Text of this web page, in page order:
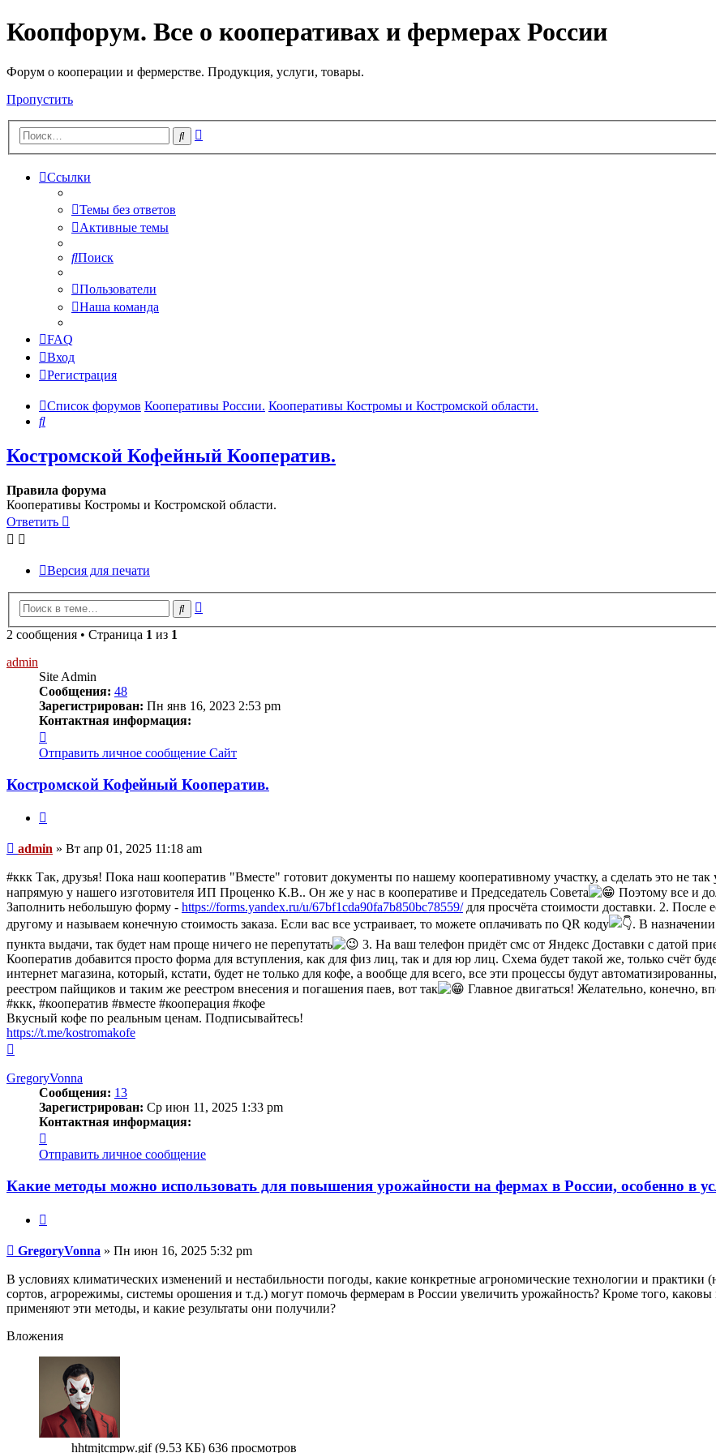
Коопфорум. Все о кооперативах и фермерах России
Форум о кооперации и фермерстве. Продукция, услуги, товары.
Пропустить
Поиск
Ссылки
Темы без ответов
Активные темы
Поиск
Пользователи
Наша команда
FAQ
Вход
Регистрация
Список форумов Кооперативы России. Кооперативы Костромы и Костромской области.
Поиск
Костромской Кофейный Кооператив.
Правила форума
Кооперативы Костромы и Костромской области.
Ответить
Версия для печати
Поиск
2 сообщения • Страница 1 из 1
admin
Site Admin
Сообщения: 48
Зарегистрирован: Пн янв 16, 2023 2:53 pm
Контактная информация:
информация
пользователя
Отправить личное сообщение Сайт
Костромской Кофейный Кооператив.
Сообщение
admin » Вт апр 01, 2025 11:18 am
​​#ккк Так, друзья! Пока наш кооператив "Вместе" готовит документы по нашему кооперативному участку, а сделать это не
напрямую у нашего изготовителя ИП Проценко К.В.. Он же у нас в кооперативе и Председатель Совета
Поэтому все и
Заполнить небольшую форму - https://forms.yandex.ru/u/67bf1cda90fa7b850bc78559/для просчёта стоимости доставки. 2. После
другому и называем конечную стоимость заказа. Если вас все устраивает, то можете оплачивать по QR коду
. В
пункта выдачи, так будет нам проще ничего не перепутать
3. На ваш телефон придёт смс от Яндекс Доставки с датой
Кооператив добавится просто форма для вступления, как для физ лиц, так и для юр лиц. Схема будет такой же, только счёт
интернет магазина, который, кстати, будет не только для кофе, а вообще для всего, все эти процессы будут
реестром пайщиков и таким же реестром внесения и погашения паев, вот так
Главное двигаться! Желательно, конечно,
#ккк, #кооператив #вместе #кооперация #кофе
Вкусный кофе по реальным ценам. Подписывайтесь!
https://t.me/kostromakofe
началу
GregoryVonna
Сообщения: 13
Зарегистрирован: Ср июн 11, 2025 1:33 pm
Контактная информация:
информация
пользователя
Отправить личное сообщение
Какие методы можно использовать для повышения урожайности на фермах в России, особенно в
Сообщение
GregoryVonna » Пн июн 16, 2025 5:32 pm
В условиях климатических изменений и нестабильности погоды, какие конкретные агрономические технологии и практики
сортов, агрорежимы, системы орошения и т.д.) могут помочь фермерам в России увеличить урожайность? Кроме того,
применяют эти методы, и какие результаты они получили?
Вложения
hhtmjtcmpw.gif (9.53 КБ) 636 просмотров